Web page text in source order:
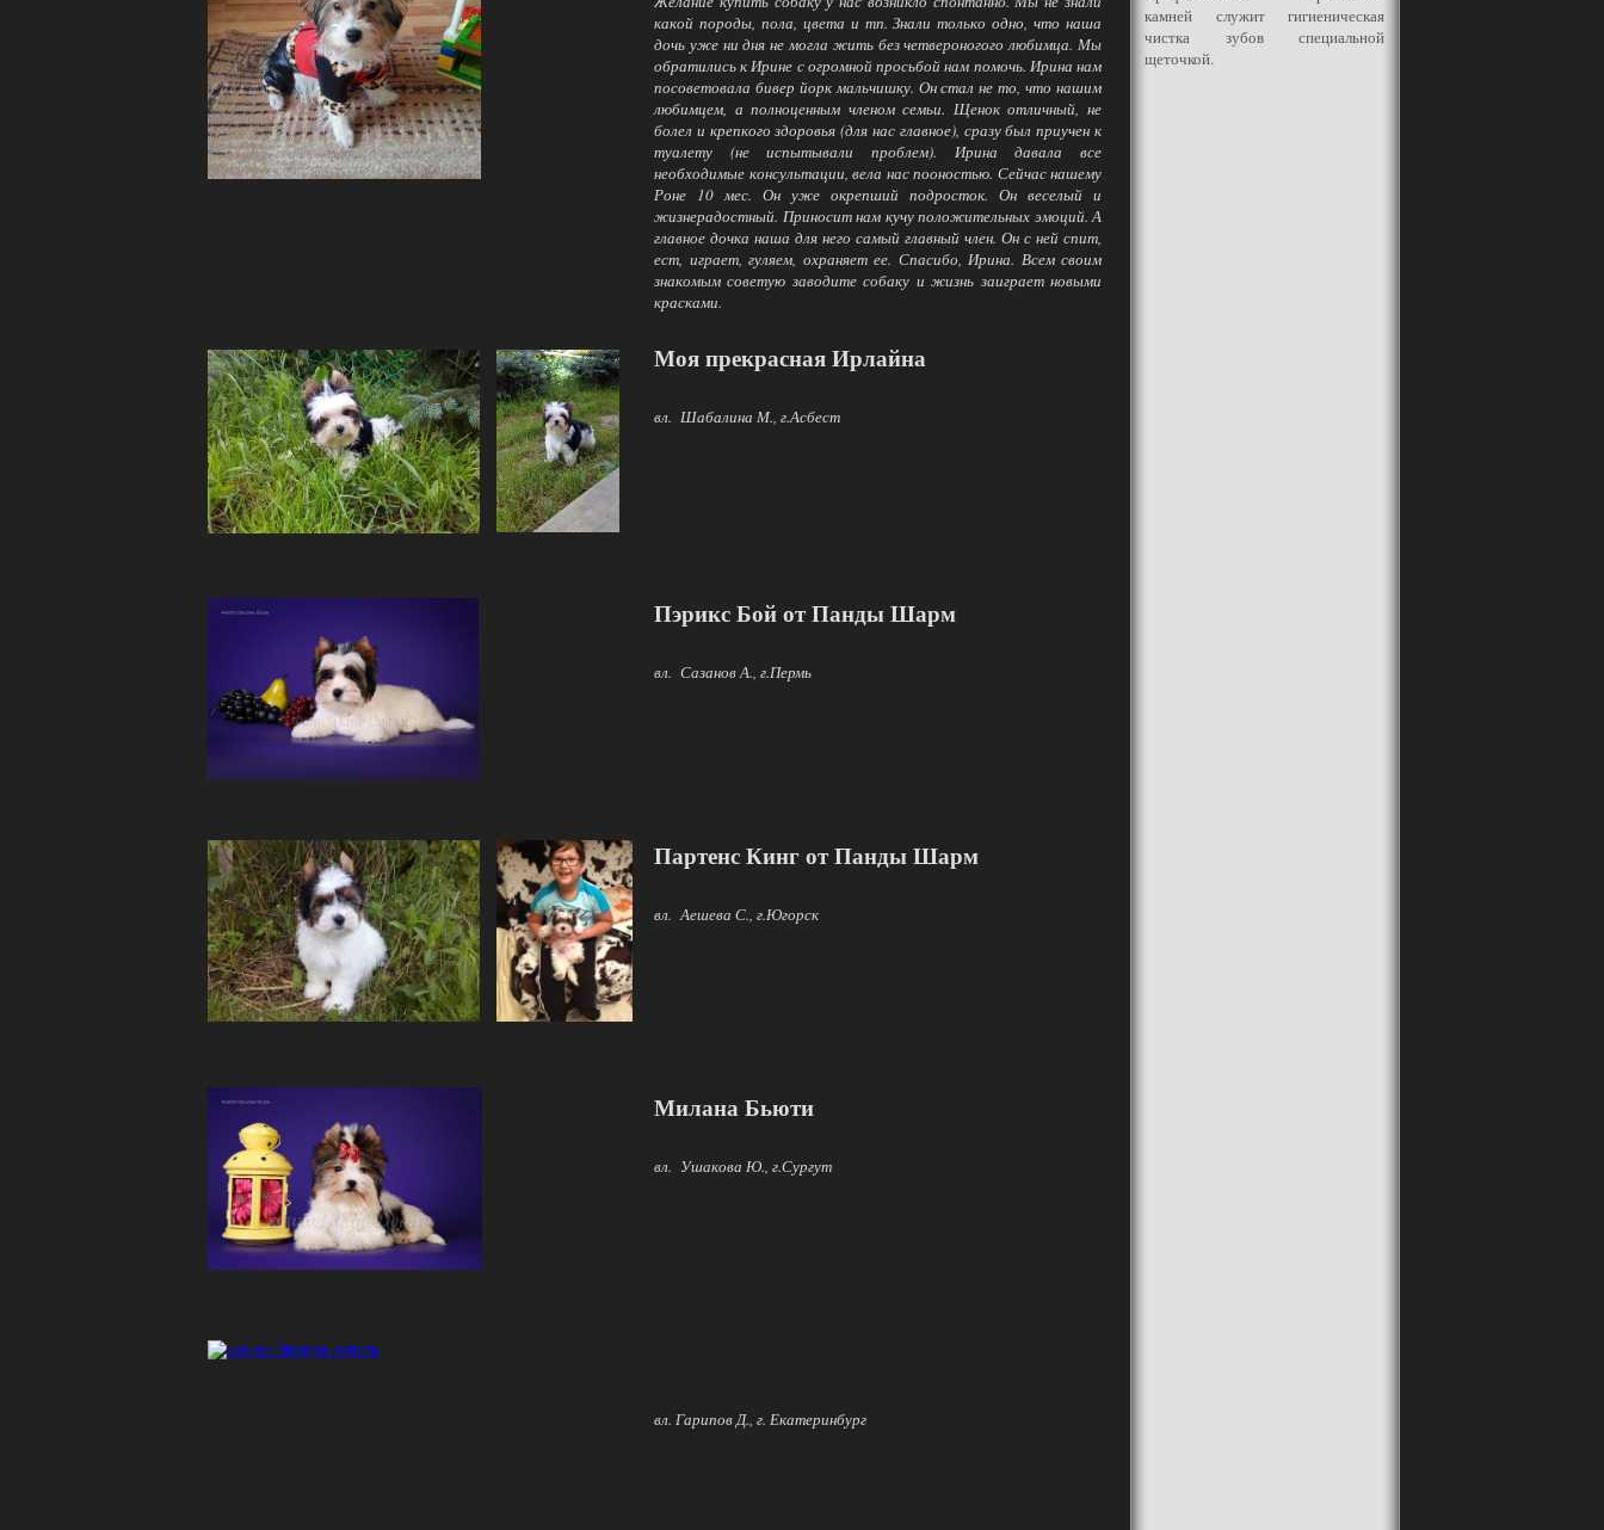
камней служит гигиеническая
чистка зубов специальной
щеточкой.
какой породы, пола, цвета и тп. Знали только одно, что наша
дочь уже ни дня не могла жить без четвероногого любимца. Мы
обратились к Ирине с огромной просьбой нам помочь. Ирина нам
посоветовала бивер йорк мальчишку. Он стал не то, что нашим
любимцем, а полноценным членом семьи. Щенок отличный, не
болел и крепкого здоровья (для нас главное), сразу был приучен к
туалету (не испытывали проблем). Ирина давала все
необходимые консультации, вела нас пооностью. Сейчас нашему
Роне 10 мес. Он уже окрепший подросток. Он веселый и
жизнерадостный. Приносит нам кучу положительных эмоций. А
главное дочка наша для него самый главный член. Он с ней спит,
ест, играет, гуляем, охраняет ее. Спасибо, Ирина. Всем своим
знакомым советую заводите собаку и жизнь заиграет новыми
красками.
Моя прекрасная Ирлайна
вл. Шабалина М., г.Асбест
Пэрикс Бой от Панды Шарм
вл. Сазанов А., г.Пермь
Партенс Кинг от Панды Шарм
вл. Аешева С., г.Югорск
Милана Бьюти
вл. Ушакова Ю., г.Сургут
вл. Гарипов Д., г. Екатеринбург